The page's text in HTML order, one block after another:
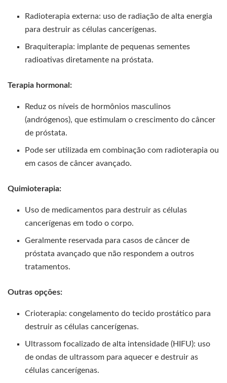
Radioterapia externa: uso de radiação de alta energia
para destruir as células cancerígenas.
Braquiterapia: implante de pequenas sementes
radioativas diretamente na próstata.
Terapia hormonal:
Reduz os níveis de hormônios masculinos
(andrógenos), que estimulam o crescimento do câncer
de próstata.
Pode ser utilizada em combinação com radioterapia ou
em casos de câncer avançado.
Quimioterapia:
Uso de medicamentos para destruir as células
cancerígenas em todo o corpo.
Geralmente reservada para casos de câncer de
próstata avançado que não respondem a outros
tratamentos.
Outras opções:
Crioterapia: congelamento do tecido prostático para
destruir as células cancerígenas.
Ultrassom focalizado de alta intensidade (HIFU): uso
de ondas de ultrassom para aquecer e destruir as
células cancerígenas.